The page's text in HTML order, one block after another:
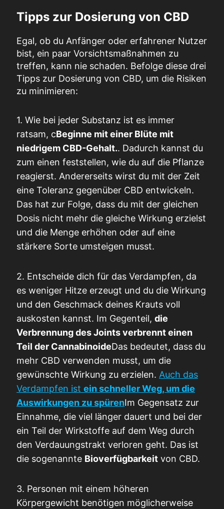
Tipps zur Dosierung von CBD
Egal, ob du Anfänger oder erfahrener Nutzer
bist, ein paar Vorsichtsmaßnahmen zu
treffen, kann nie schaden. Befolge diese drei
Tipps zur Dosierung von CBD, um die Risiken
zu minimieren:
1. Wie bei jeder Substanz ist es immer
ratsam, cBeginne mit einer Blüte mit
niedrigem CBD-Gehalt.. Dadurch kannst du
zum einen feststellen, wie du auf die Pflanze
reagierst. Andererseits wirst du mit der Zeit
eine Toleranz gegenüber CBD entwickeln.
Das hat zur Folge, dass du mit der gleichen
Dosis nicht mehr die gleiche Wirkung erzielst
und die Menge erhöhen oder auf eine
stärkere Sorte umsteigen musst.
2. Entscheide dich für das Verdampfen, da
es weniger Hitze erzeugt und du die Wirkung
und den Geschmack deines Krauts voll
auskosten kannst. Im Gegenteil, die
Verbrennung des Joints verbrennt einen
Teil der CannabinoideDas bedeutet, dass du
mehr CBD verwenden musst, um die
gewünschte Wirkung zu erzielen. Auch das
Verdampfen ist ein schneller Weg, um die
Auswirkungen zu spürenIm Gegensatz zur
Einnahme, die viel länger dauert und bei der
ein Teil der Wirkstoffe auf dem Weg durch
den Verdauungstrakt verloren geht. Das ist
die sogenannte Bioverfügbarkeit von CBD.
3. Personen mit einem höheren
Körpergewicht benötigen möglicherweise